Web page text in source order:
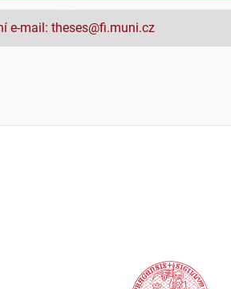
e-mail: theses@fi.muni.cz